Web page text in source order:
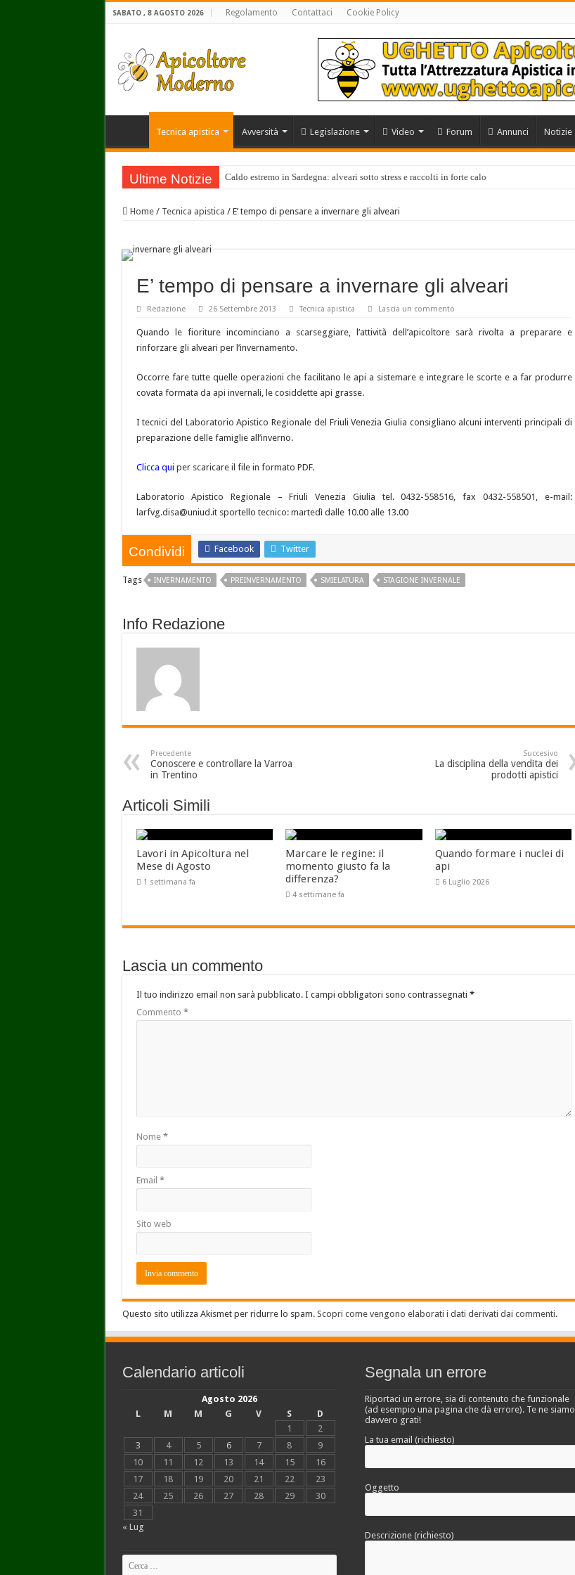
SABATO , 8 AGOSTO 2026 Regolamento Contattaci Cookie Policy
Tecnica apistica Avversità Legislazione Video Forum Annunci Notizie
Ultime Notizie Caldo estremo in Sardegna: alveari sotto stress e raccolti in forte calo
Home / Tecnica apistica / E’ tempo di pensare a invernare gli alveari
E’ tempo di pensare a invernare gli alveari
Redazione 26 Settembre 2013 Tecnica apistica Lascia un commento
Quando le fioriture incominciano a scarseggiare, l’attività dell’apicoltore sarà rivolta a preparare e
rinforzare gli alveari per l’invernamento.
Occorre fare tutte quelle operazioni che facilitano le api a sistemare e integrare le scorte e a far produrre
covata formata da api invernali, le cosiddette api grasse.
I tecnici del Laboratorio Apistico Regionale del Friuli Venezia Giulia consigliano alcuni interventi principali di
preparazione delle famiglie all’inverno.
Clicca qui per scaricare il file in formato PDF.
Laboratorio Apistico Regionale – Friuli Venezia Giulia tel. 0432-558516, fax 0432-558501, e-mail:
larfvg.disa@uniud.it sportello tecnico: martedì dalle 10.00 alle 13.00
Condividi Facebook Twitter
Tags INVERNAMENTO PREINVERNAMENTO SMIELATURA STAGIONE INVERNALE
Info Redazione
Precedente
Conoscere e controllare la Varroa
in Trentino
Succesivo
La disciplina della vendita dei
prodotti apistici
Articoli Simili
Lavori in Apicoltura nel
Mese di Agosto
1 settimana fa
Marcare le regine: il
momento giusto fa la
differenza?
4 settimane fa
Quando formare i nuclei di
api
6 Luglio 2026
Lascia un commento
Il tuo indirizzo email non sarà pubblicato. I campi obbligatori sono contrassegnati *
Commento *
Nome *
Email *
Sito web
Questo sito utilizza Akismet per ridurre lo spam. Scopri come vengono elaborati i dati derivati dai commenti.
Calendario articoli
Agosto 2026
L
M M G V S
D
1
2
3
4 5 6 7 8
9
10
11 12 13 14 15
16
17
18 19 20 21 22
23
24
25 26 27 28 29
30
31
« Lug
Segnala un errore
Riportaci un errore, sia di contenuto che funzionale
(ad esempio una pagina che dà errore). Te ne siamo
davvero grati!
La tua email (richiesto)
Oggetto
Descrizione (richiesto)